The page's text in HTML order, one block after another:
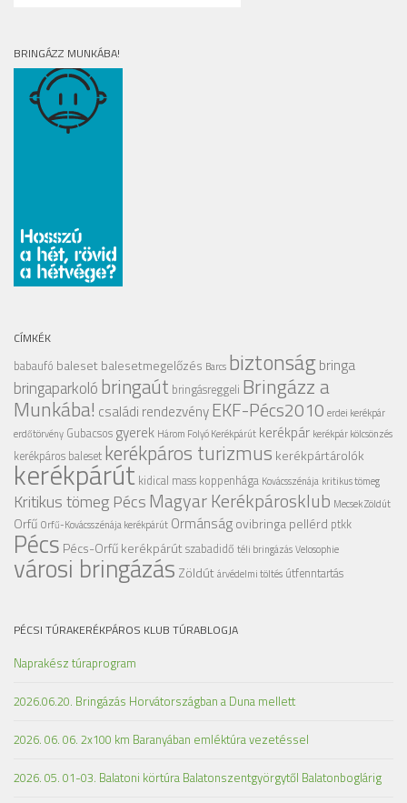
BRINGÁZZ MUNKÁBA!
CÍMKÉK
babaufó balesetbalesetmegelőzés Barcs biztonságbringa
bringaparkolóbringaút bringásreggeli Bringázz a
Munkába! családi rendezvényEKF-Pécs2010 erdei kerékpár
erdőtörvény Gubacsos gyerek Három Folyó Kerékpárút kerékpár kerékpár kölcsönzés
kerékpáros baleset kerékpáros turizmus kerékpártárolók
kerékpárút kidical mass koppenhága Kovácsszénája kritikus tömeg
Kritikus tömeg PécsMagyar Kerékpárosklub Mecsek Zöldút
Orfű Orfű-Kovácsszénája kerékpárút Ormánságovibringapellérd ptkk
Pécs Pécs-Orfű kerékpárútszabadidő téli bringázásVelosophie
városi bringázás Zöldútárvédelmi töltés útfenntartás
PÉCSI TÚRAKERÉKPÁROS KLUB TÚRABLOGJA
Naprakész túraprogram
2026.06.20. Bringázás Horvátországban a Duna mellett
2026. 06. 06. 2x100 km Baranyában emléktúra vezetéssel
2026. 05. 01-03. Balatoni körtúra Balatonszentgyörgytől Balatonboglárig